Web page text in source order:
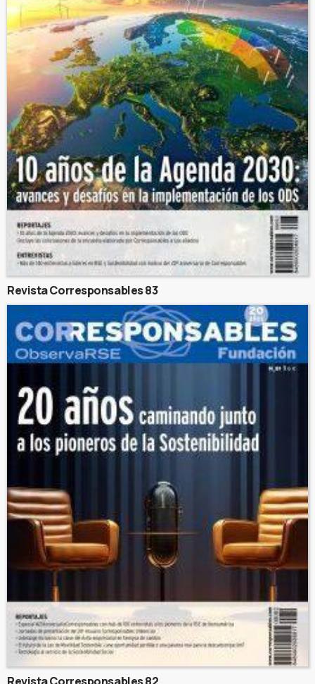
Revista Corresponsables 83